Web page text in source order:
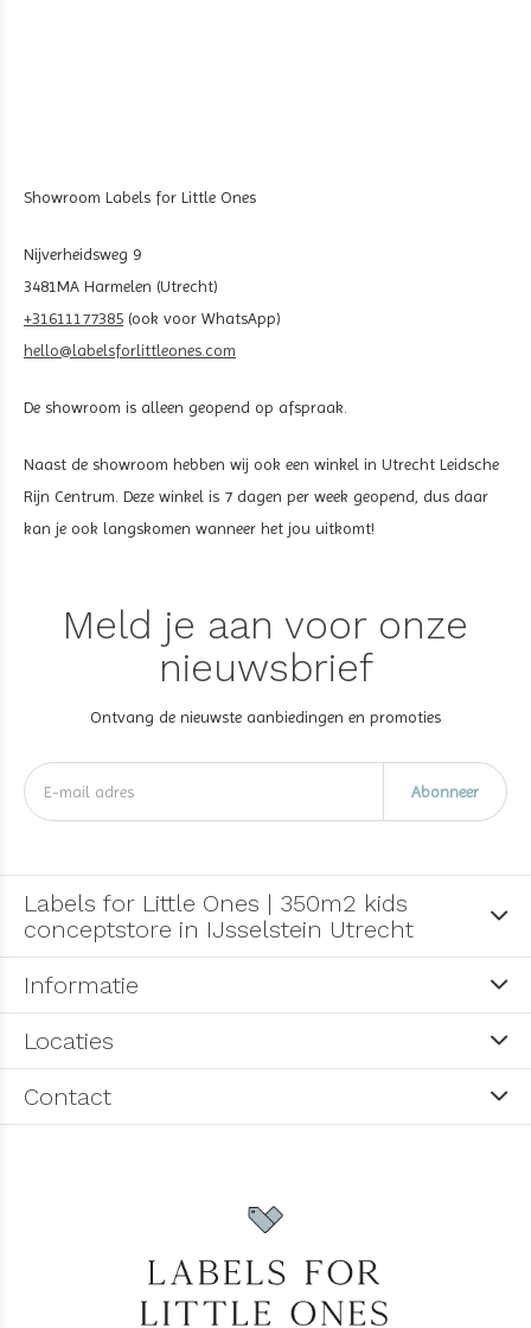
Showroom Labels for Little Ones
Nijverheidsweg 9
3481MA Harmelen (Utrecht)
+31611177385 (ook voor WhatsApp)
hello@labelsforlittleones.com
De showroom is alleen geopend op afspraak.
Naast de showroom hebben wij ook een winkel in Utrecht Leidsche
Rijn Centrum. Deze winkel is 7 dagen per week geopend, dus daar
kan je ook langskomen wanneer het jou uitkomt!
Meld je aan voor onze
nieuwsbrief
Ontvang de nieuwste aanbiedingen en promoties
Abonneer
Labels for Little Ones | 350m2 kids
conceptstore in IJsselstein Utrecht
Informatie
Locaties
Contact